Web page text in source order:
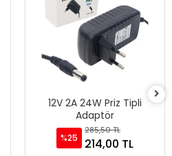
12V 2A 24W Priz Tipli
Adaptör
%25
285,50 TL
214,00 TL